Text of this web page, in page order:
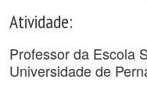
Atividade:
Professor da Escola
Universidade de